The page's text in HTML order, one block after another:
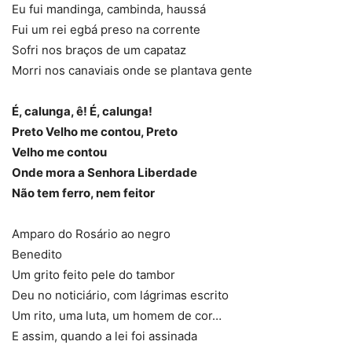
Eu fui mandinga, cambinda, haussá
Fui um rei egbá preso na corrente
Sofri nos braços de um capataz
Morri nos canaviais onde se plantava gente
É, calunga, ê! É, calunga!
Preto Velho me contou, Preto
Velho me contou
Onde mora a Senhora Liberdade
Não tem ferro, nem feitor
Amparo do Rosário ao negro
Benedito
Um grito feito pele do tambor
Deu no noticiário, com lágrimas escrito
Um rito, uma luta, um homem de cor…
E assim, quando a lei foi assinada